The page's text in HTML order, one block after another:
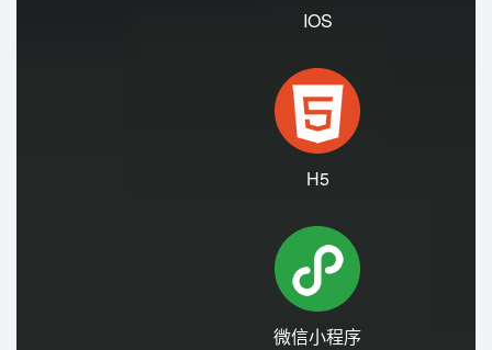
H5
微信小程序